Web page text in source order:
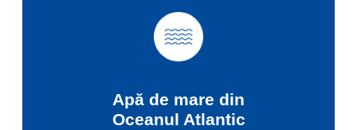
Apă de mare din
Oceanul Atlantic